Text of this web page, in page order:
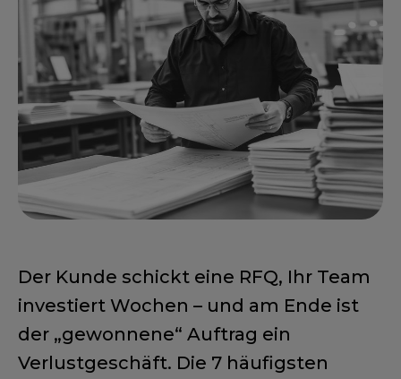
Der Kunde schickt eine RFQ, Ihr Team
investiert Wochen – und am Ende ist
der „gewonnene“ Auftrag ein
Verlustgeschäft. Die 7 häufigsten